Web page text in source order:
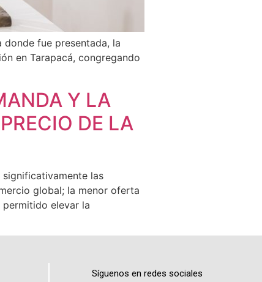
fue presentada, la
en Tarapacá, congregando
Y LA
DE LA
las
global; la menor oferta
elevar la
Síguenos en redes sociales